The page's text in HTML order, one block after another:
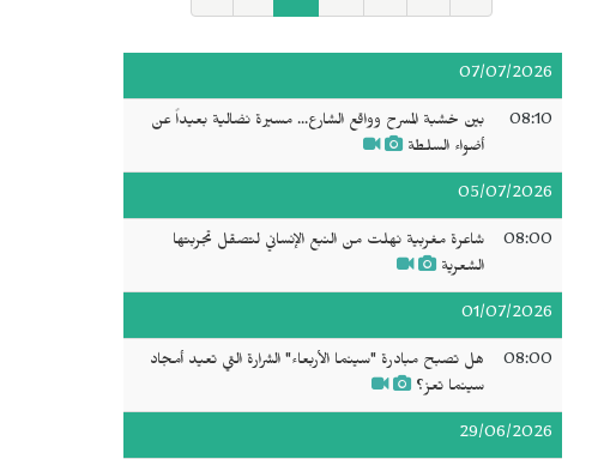
07/07/2026
08:10
بين خشبة المسرح وواقع الشارع... مسيرة نضالية بعيداً عن
أضواء السلطة
05/07/2026
08:00
شاعرة مغربية نهلت من النبع الإنساني لتصقل تجربتها
الشعرية
01/07/2026
08:00
هل تصبح مبادرة "سينما الأربعاء" الشرارة التي تعيد أمجاد
سينما تعز؟
29/06/2026